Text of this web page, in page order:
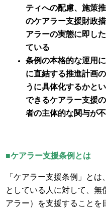
ティへの配慮、施策
のケアラー支援財政
アラーの実態に即し
ている
条例の本格的な運用
に直結する推進計画
うに具体化するかと
できるケアラー支援
者の主体的な関与が
■ケアラー支援条例とは
「ケアラー支援条例」と
としている人に対して、無
アラー）を支援することを